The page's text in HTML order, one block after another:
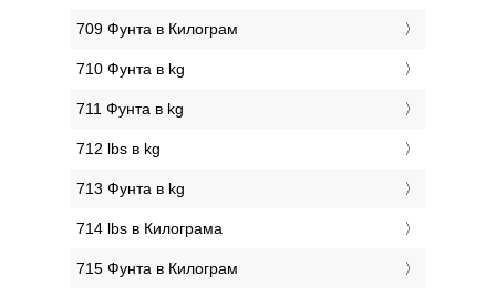
709 Фунтa в Килограм
710 Фунтa в kg
711 Фунтa в kg
712 lbs в kg
713 Фунтa в kg
714 lbs в Килограмa
715 Фунтa в Килограм